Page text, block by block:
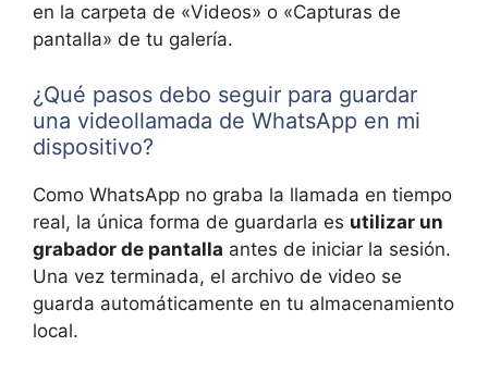
en la carpeta de «Videos» o «Capturas de
pantalla» de tu galería.
¿Qué pasos debo seguir para guardar
una videollamada de WhatsApp en mi
dispositivo?
Como WhatsApp no graba la llamada en tiempo
real, la única forma de guardarla es utilizar un
grabador de pantalla antes de iniciar la sesión.
Una vez terminada, el archivo de video se
guarda automáticamente en tu almacenamiento
local.